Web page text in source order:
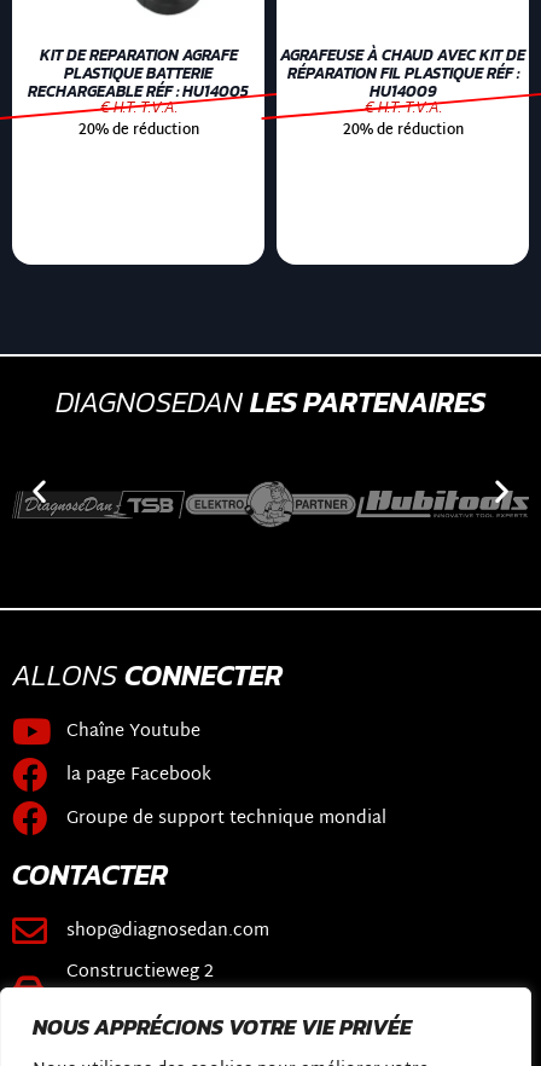
NOUS APPRÉCIONS VOTRE VIE PRIVÉE
KIT DE REPARATION AGRAFE
PLASTIQUE BATTERIE
RECHARGEABLE RÉF : HU14005
€ H.T. T.V.A.
20% de réduction
AGRAFEUSE À CHAUD AVEC KIT DE
RÉPARATION FIL PLASTIQUE RÉF :
HU14009
€ H.T. T.V.A.
20% de réduction
DIAGNOSEDANLES PARTENAIRES
ALLONSCONNECTER
Chaîne Youtube
la page Facebook
Groupe de support technique mondial
CONTACTER
shop@diagnosedan.com
Constructieweg 2